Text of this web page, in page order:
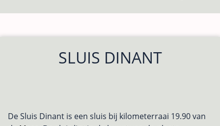
SLUIS DINANT
De Sluis Dinant is een sluis bij kilometerraai 19.90 van